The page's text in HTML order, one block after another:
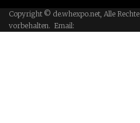
Copyright © de.whexpo.net, Alle Rechte
vorbehalten. Email: